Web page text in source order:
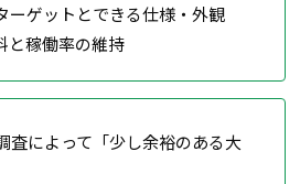
ーゲットとできる仕様・外観
と稼働率の維持
査によって「少し余裕のある大